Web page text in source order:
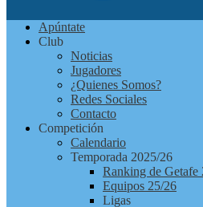
Apúntate
Club
Noticias
Jugadores
¿Quienes Somos?
Redes Sociales
Contacto
Competición
Calendario
Temporada 2025/26
Ranking de Getafe
Equipos 25/26
Ligas